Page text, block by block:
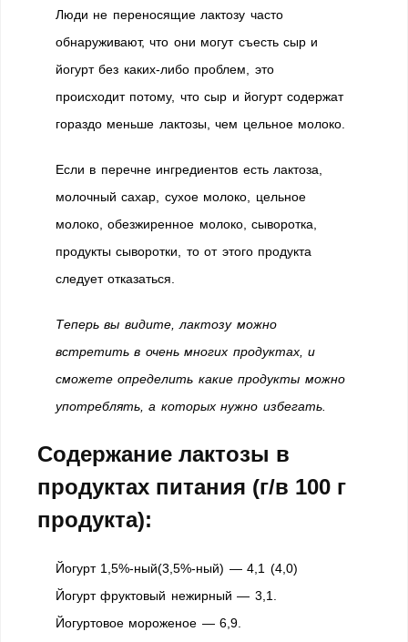
Люди не переносящие лактозу часто
обнаруживают, что они могут съесть сыр и
йогурт без каких-либо проблем, это
происходит потому, что сыр и йогурт содержат
гораздо меньше лактозы, чем цельное молоко.
Если в перечне ингредиентов есть лактоза,
молочный сахар, сухое молоко, цельное
молоко, обезжиренное молоко, сыворотка,
продукты сыворотки, то от этого продукта
следует отказаться.
Теперь вы видите, лактозу можно
встретить в очень многих продуктах, и
сможете определить какие продукты можно
употреблять, а которых нужно избегать.
Содержание лактозы в
продуктах питания (г/в 100 г
продукта):
Йогурт 1,5%-ный(3,5%-ный) — 4,1 (4,0)
Йогурт фруктовый нежирный — 3,1.
Йогуртовое мороженое — 6,9.